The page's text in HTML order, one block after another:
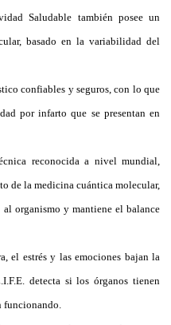
Saludable también posee un
basado en la variabilidad del
confiables y seguros, con lo que
por infarto que se presentan en
reconocida a nivel mundial,
de la medicina cuántica molecular,
organismo y mantiene el balance
el estrés y las emociones bajan la
detecta si los órganos tienen
funcionando.